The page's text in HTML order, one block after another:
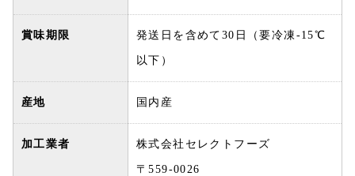
賞味期限 発送日を含めて30日（要冷凍-15℃
以下）
産地 国内産
加工業者 株式会社セレクトフーズ
〒559-0026